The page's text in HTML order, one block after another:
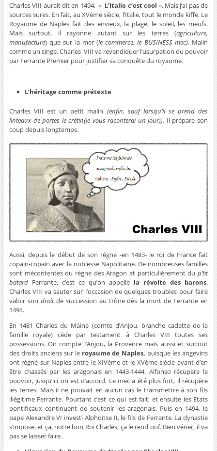
Charles VIII aurait dit en 1494, « L’Italie c’est cool ». Mais j’ai pas de
sources sures. En fait, au XVème siècle, l’Italie, tout le monde kiffe.Le
Royaume de Naples fait des envieux, la plage, le soleil, les meufs.
Mais surtout, il rayonne autant sur les terres (agriculture,
manufacture) que sur la mer (le commerce, le BUSINESS mec). Malin
comme un singe, Charles VIII va revendiquer l’usurpation du pouvoir
par Ferrante Premier pour justifier sa conquête du royaume.
L’héritage comme prétexte
Charles VIII est un petit malin (enfin, sauf lorsqu’il se prend des
linteaux de portes le crétin(je vous raconterai un jour)). Il prépare son
coup depuis longtemps.
Aussi, depuis le début de son règne -en 1483- le roi de France fait
copain-copain avec la noblesse Napolitaine. De nombreuses familles
sont mécontentes du règne des Aragon et particulièrement dup’tit
batardFerrante, c’est ce qu’on appelle la révolte des barons.
Charles VIII va sauter sur l’occasion de quelques troubles pour faire
valoir son droitde succession au trône dès la mort de Ferrante en
1494.
En 1481 Charles du Maine (comte d’Anjou, branche cadette de la
famille royale) cède par testament à Charles VIII toutes ses
possessions. On compte l’Anjou, la Provence mais aussi et surtout
des droits anciens sur le royaume de Naples, puisque les angevins
ont régné sur Naples entre le XIVème et le XVème siècle avant d’en
être chassés par les aragonais en 1443-1444. Alfonso récupère le
pouvoir, jusqu’ici on est d’accord. Le mec a été plus fort, il récupère
les terres. Mais il ne pouvait en aucun cas le transmettre à son fils
illégitime Ferrante. Pourtant c’est ce qui est fait, et ensuite les Etats
pontificaux continuent de soutenir les aragonais. Puis en 1494, le
pape Alexandre VI investi Alphonse II, le fils de Ferrante. La dynastie
s’impose, et ça, notre bon Roi Charles, ça le rend ouf. Bien véner, il va
pas se laisser faire.